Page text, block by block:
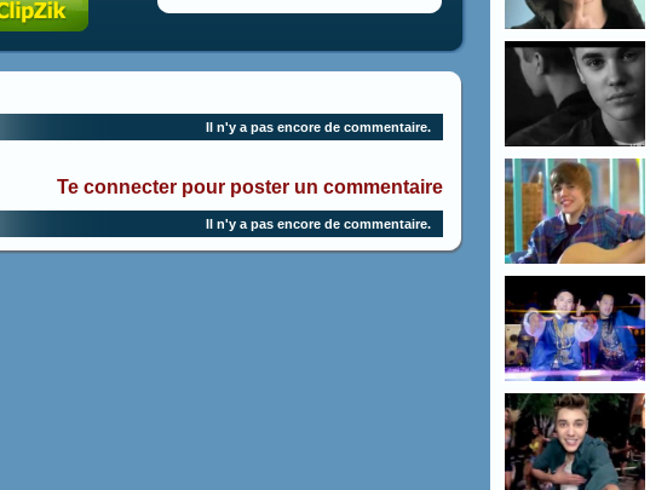
Il n'y a pas encore de commentaire.
Te connecter pour poster un commentaire
Il n'y a pas encore de commentaire.